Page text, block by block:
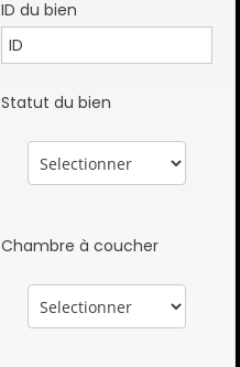
ID du bien
Statut du bien
Chambre à coucher